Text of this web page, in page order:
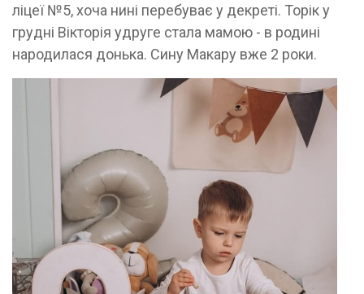
ліцеї №5, хоча нині перебуває у декреті. Торік у
грудні Вікторія удруге стала мамою - в родині
народилася донька. Сину Макару вже 2 роки.